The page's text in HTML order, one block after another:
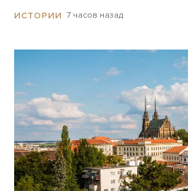
ИСТОРИИ 7 часов назад